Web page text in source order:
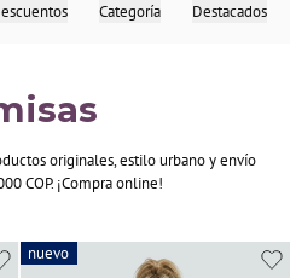
Categoría Destacados
originales, estilo urbano y envío
COP. ¡Compra online!
nuevo
nuevo